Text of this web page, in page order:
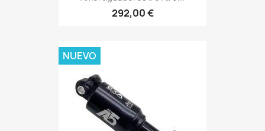
292,00 €
NUEVO